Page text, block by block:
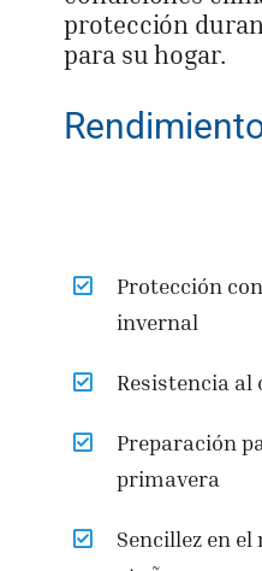
protección
para su hogar.
Protección
invernal
Resistencia al
Preparación
primavera
Sencillez en